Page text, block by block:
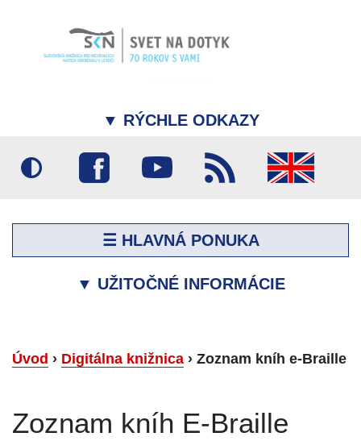
▼ RÝCHLE ODKAZY
☰ HLAVNÁ PONUKA
▼ UŽITOČNÉ INFORMÁCIE
Úvod › Digitálna knižnica › Zoznam kníh e-Braille
Zoznam kníh E-Braille